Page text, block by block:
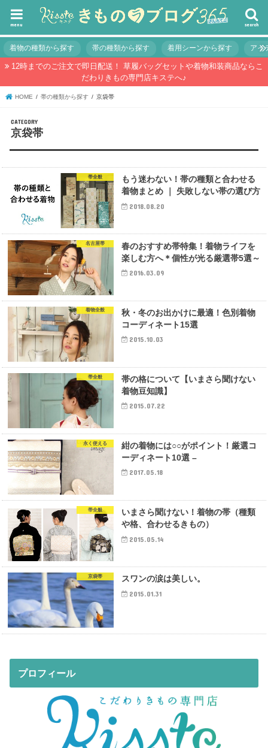
search
menu
着物の種類から探す 帯の種類から探す 着用シーンから探す アイ
12時までのご注文で即日配送！ 草履バッグセットや着物和装商品ならこ
だわりきもの専門店キステへ♪
HOME 帯の種類から探す 京袋帯
京袋帯
帯全般
もう迷わない！帯の種類と合わせる
着物まとめ ｜ 失敗しない帯の選び方
2018.08.20
名古屋帯
春のおすすめ帯特集！着物ライフを
楽しむ方へ＊個性が光る厳選帯5選～
2016.03.09
着物全般
秋・冬のお出かけに最適！色別着物
コーディネート15選
2015.10.03
帯全般
帯の格について【いまさら聞けない
着物豆知識】
2015.07.22
永く使える
紺の着物には○○がポイント！厳選コ
ーディネート10選 –
2017.05.18
帯全般
いまさら聞けない！着物の帯（種類
や格、合わせるきもの）
2015.05.14
京袋帯 スワンの涙は美しい。
2015.01.31
プロフィール